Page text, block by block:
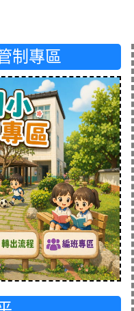
制專區